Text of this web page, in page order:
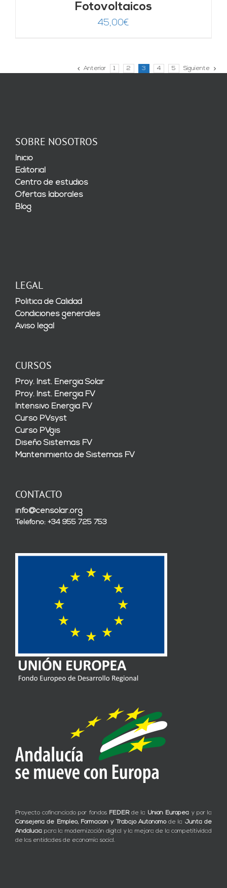
Fotovoltaicos
45,00€
Anterior 1 2 3 4 5 Siguiente
SOBRE NOSOTROS
Inicio
Editorial
Centro de estudios
Ofertas laborales
Blog
LEGAL
Política de Calidad
Condiciones generales
Aviso legal
CURSOS
Proy. Inst. Energía Solar
Proy. Inst. Energía FV
Intensivo Energía FV
Curso PVsyst
Curso PVgis
Diseño Sistemas FV
Mantenimiento de Sistemas FV
CONTACTO
info@censolar.org
Teléfono: +34 955 725 753
Proyecto cofinanciado por fondos FEDERde la Unión Europea y por la
Consejería de Empleo, Formación y Trabajo Autónomode la Junta de
Andalucía para la modernización digital y la mejora de la competitividad
de las entidades de economía social.